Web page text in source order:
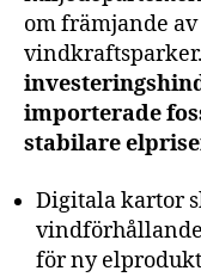
om främjande
importerade
stabilare
Digitala kartor
för ny